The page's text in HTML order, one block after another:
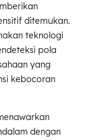
ditemukan.
teknologi
pola
yang
kebocoran
dengan